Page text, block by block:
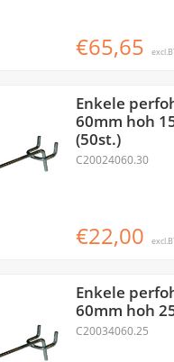
€65,65
Enkele
60mm hoh
(50st.)
C20024060.30
€22,00
Enkele
60mm hoh
C20034060.25